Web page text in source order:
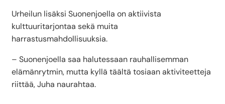
Urheilun lisäksi Suonenjoella on aktiivista
kulttuuritarjontaa sekä muita
harrastusmahdollisuuksia.
– Suonenjoella saa halutessaan rauhallisemman
elämänrytmin, mutta kyllä täältä tosiaan aktiviteetteja
riittää, Juha naurahtaa.